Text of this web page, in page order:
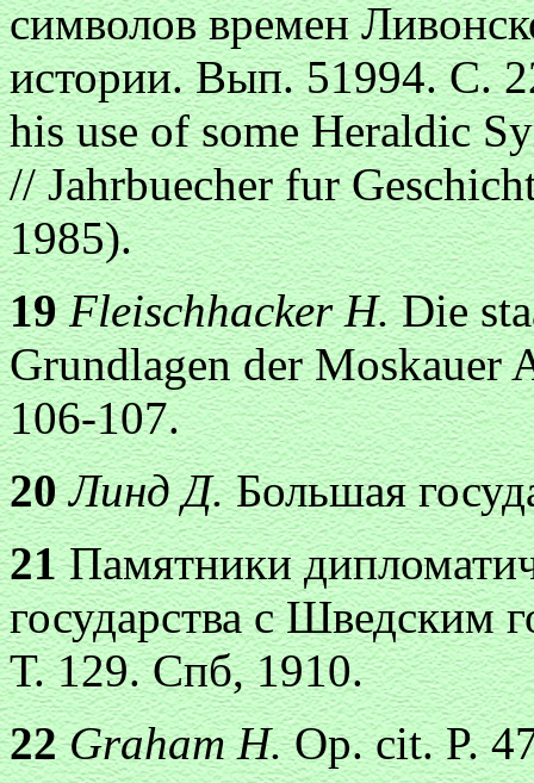
символов времен
истории. Вып. 51994. С.
his use of some Heraldic
// Jahrbuecher fur
1985).
19Fleischhacker H.Die
Grundlagen der Moskauer
106-107.
20Линд Д.Большая
21Памятники
государства с Шведским
Т. 129. Спб, 1910.
22Graham H.Op. cit. P.